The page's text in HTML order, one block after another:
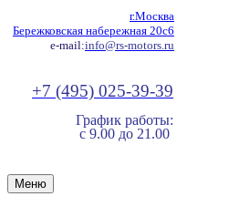
г.Москва
Бережковская набережная 20с6
e-mail:info@rs-motors.ru
+7 (495) 025-39-39
График работы:
с 9.00 до 21.00
Меню